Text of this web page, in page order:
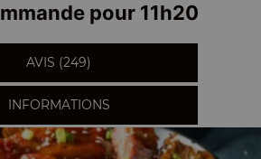
pour 11h20
AVIS (249)
INFORMATIONS